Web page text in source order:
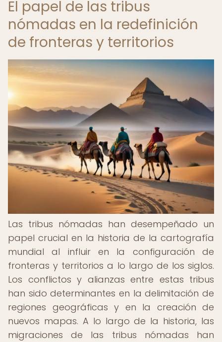
El papel de las tribus
nómadas en la redefinición
de fronteras y territorios
Las tribus nómadas han desempeñado un
papel crucial en la historia de la cartografía
mundial al influir en la configuración de
fronteras y territorios a lo largo de los siglos.
Los conflictos y alianzas entre estas tribus
han sido determinantes en la delimitación de
regiones geográficas y en la creación de
nuevos mapas. A lo largo de la historia, las
migraciones de las tribus nómadas han